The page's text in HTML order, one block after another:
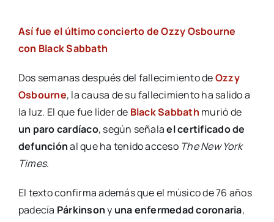
Así fue el último concierto de Ozzy Osbourne
con Black Sabbath
Dos semanas después del fallecimiento deOzzy
Osbourne, la causa de su fallecimiento ha salido a
la luz. El que fue líder de Black Sabbath murió de
un paro cardíaco, según señalael certificado de
defunciónal que ha tenido acceso The New York
Times.
El texto confirma además que el músico de 76 años
padecía Párkinsony una enfermedad coronaria,